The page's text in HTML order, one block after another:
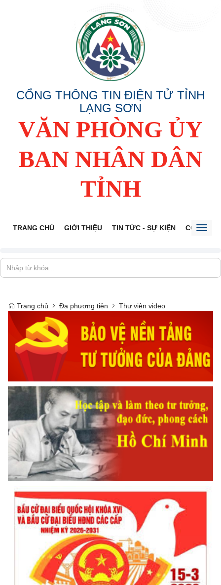
CỔNG THÔNG TIN ĐIỆN TỬ TỈNH
LẠNG SƠN
VĂN PHÒNG ỦY
BAN NHÂN DÂN
TỈNH
TRANG CHỦ GIỚI THIỆU TIN TỨC - SỰ KIỆN CỔNG
Trang chủ Đa phương tiện Thư viện video